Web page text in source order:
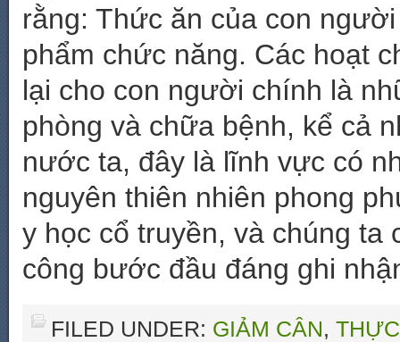
rằng: Thức ăn của con
phẩm chức năng. Các hoạt
lại cho con người chính là
phòng và chữa bệnh, kể cả
nước ta, đây là lĩnh vực có
nguyên thiên nhiên phong
y học cổ truyền, và chúng
công bước đầu đáng ghi
FILED UNDER: GIẢM CÂN,